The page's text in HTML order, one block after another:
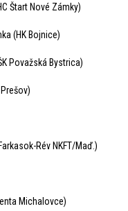
Štart Nové Zámky)
(HK Bojnice)
Považská Bystrica)
Rév NKFT/Maď.)
Michalovce)